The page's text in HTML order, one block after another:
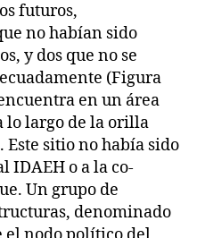
futuros,
no habían sido
y dos que no se
(Figura
en un área
lo largo de la orilla
sitio no había sido
IDAEH o a la co-
Un grupo de
denominado